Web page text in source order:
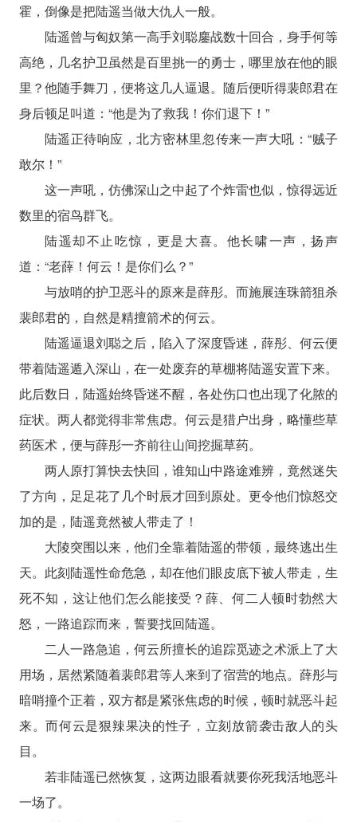
霍，倒像是把陆遥当做大仇人一般。
陆遥曾与匈奴第一高手刘聪鏖战数十回合，身手何等
高绝，几名护卫虽然是百里挑一的勇士，哪里放在他的眼
里？他随手舞刀，便将这几人逼退。随后便听得裴郎君在
身后顿足叫道：“他是为了救我！你们退下！”
陆遥正待响应，北方密林里忽传来一声大吼：“贼子
敢尔！”
这一声吼，仿佛深山之中起了个炸雷也似，惊得远近
数里的宿鸟群飞。
陆遥却不止吃惊，更是大喜。他长啸一声，扬声
道：“老薛！何云！是你们么？”
与放哨的护卫恶斗的原来是薛彤。而施展连珠箭狙杀
裴郎君的，自然是精擅箭术的何云。
陆遥逼退刘聪之后，陷入了深度昏迷，薛彤、何云便
带着陆遥遁入深山，在一处废弃的草棚将陆遥安置下来。
此后数日，陆遥始终昏迷不醒，各处伤口也出现了化脓的
症状。两人都觉得非常焦虑。何云是猎户出身，略懂些草
药医术，便与薛彤一齐前往山间挖掘草药。
两人原打算快去快回，谁知山中路途难辨，竟然迷失
了方向，足足花了几个时辰才回到原处。更令他们惊怒交
加的是，陆遥竟然被人带走了！
大陵突围以来，他们全靠着陆遥的带领，最终逃出生
天。此刻陆遥性命危急，却在他们眼皮底下被人带走，生
死不知，这让他们怎么能接受？薛、何二人顿时勃然大
怒，一路追踪而来，誓要找回陆遥。
二人一路急追，何云所擅长的追踪觅迹之术派上了大
用场，居然紧随着裴郎君等人来到了宿营的地点。薛彤与
暗哨撞个正着，双方都是紧张焦虑的时候，顿时就恶斗起
来。而何云是狠辣果决的性子，立刻放箭袭击敌人的头
目。
若非陆遥已然恢复，这两边眼看就要你死我活地恶斗
一场了。